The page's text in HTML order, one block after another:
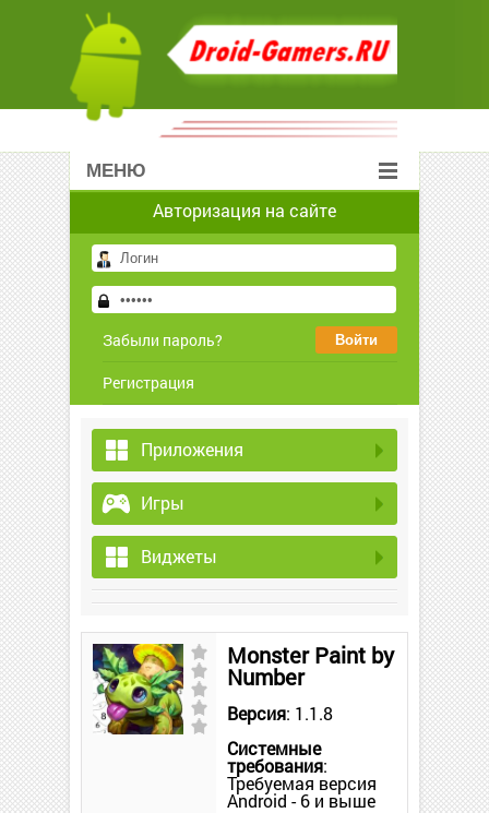
МЕНЮ
Авторизация на сайте
Забыли пароль?
Регистрация
Приложения
Игры
Виджеты
Monster Paint by
Number
Версия: 1.1.8
Системные
требования:
Требуемая версия
Android - 6 и выше